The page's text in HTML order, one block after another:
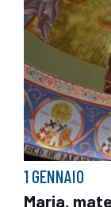
1 GENNAIO
Maria,